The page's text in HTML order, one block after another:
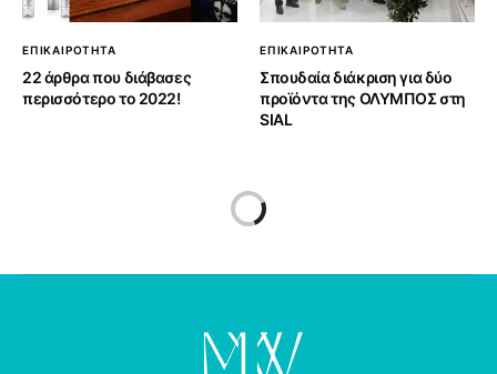
ΕΠΙΚΑΙΡΟΤΗΤΑ
22 άρθρα που διάβασες
περισσότερο το 2022!
ΕΠΙΚΑΙΡΟΤΗΤΑ
Σπουδαία διάκριση για δύο
προϊόντα της ΟΛΥΜΠΟΣ στη
SIAL